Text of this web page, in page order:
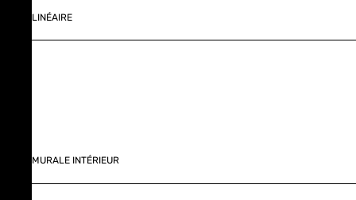
LINÉAIRE
MURALE INTÉRIEUR